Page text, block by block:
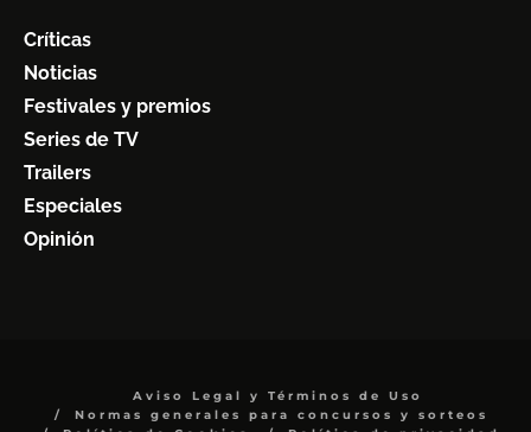
Críticas
Noticias
Festivales y premios
Series de TV
Trailers
Especiales
Opinión
Aviso Legal y Términos de Uso
Normas generales para concursos y sorteos